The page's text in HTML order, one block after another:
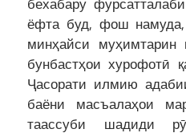
ёфта буд, фош
минҳайси муҳимтарин
бунбастҳои хурофотӣ
Ҷасорати илмию
баёни масъалаҳои
таассуби шадиди